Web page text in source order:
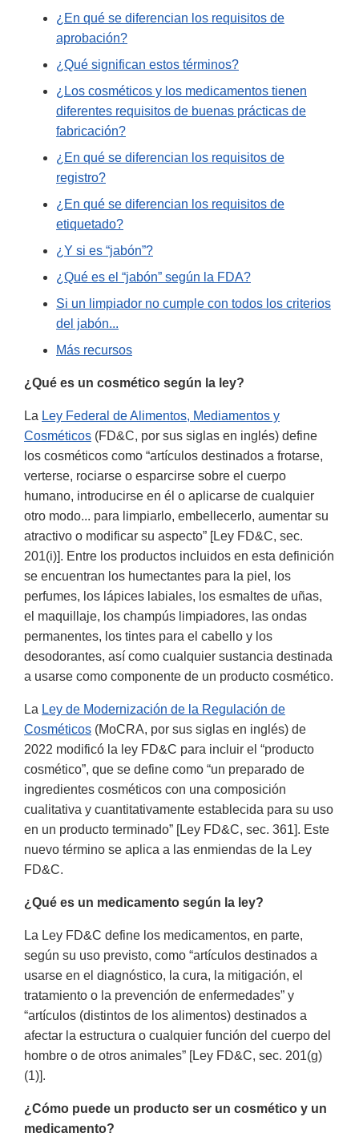
¿En qué se diferencian los requisitos de
aprobación?
¿Qué significan estos términos?
¿Los cosméticos y los medicamentos tienen
diferentes requisitos de buenas prácticas de
fabricación?
¿En qué se diferencian los requisitos de
registro?
¿En qué se diferencian los requisitos de
etiquetado?
¿Y si es “jabón”?
¿Qué es el “jabón” según la FDA?
Si un limpiador no cumple con todos los criterios
del jabón...
Más recursos
¿Qué es un cosmético según la ley?
La Ley Federal de Alimentos, Mediamentos y
Cosméticos (FD&C, por sus siglas en inglés) define
los cosméticos como “artículos destinados a frotarse,
verterse, rociarse o esparcirse sobre el cuerpo
humano, introducirse en él o aplicarse de cualquier
otro modo... para limpiarlo, embellecerlo, aumentar su
atractivo o modificar su aspecto” [Ley FD&C, sec.
201(i)]. Entre los productos incluidos en esta definición
se encuentran los humectantes para la piel, los
perfumes, los lápices labiales, los esmaltes de uñas,
el maquillaje, los champús limpiadores, las ondas
permanentes, los tintes para el cabello y los
desodorantes, así como cualquier sustancia destinada
a usarse como componente de un producto cosmético.
La Ley de Modernización de la Regulación de
Cosméticos (MoCRA, por sus siglas en inglés) de
2022 modificó la ley FD&C para incluir el “producto
cosmético”, que se define como “un preparado de
ingredientes cosméticos con una composición
cualitativa y cuantitativamente establecida para su uso
en un producto terminado” [Ley FD&C, sec. 361]. Este
nuevo término se aplica a las enmiendas de la Ley
FD&C.
¿Qué es un medicamento según la ley?
La Ley FD&C define los medicamentos, en parte,
según su uso previsto, como “artículos destinados a
usarse en el diagnóstico, la cura, la mitigación, el
tratamiento o la prevención de enfermedades” y
“artículos (distintos de los alimentos) destinados a
afectar la estructura o cualquier función del cuerpo del
hombre o de otros animales” [Ley FD&C, sec. 201(g)
(1)].
¿Cómo puede un producto ser un cosmético y un
medicamento?